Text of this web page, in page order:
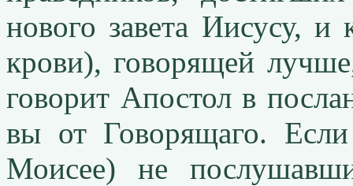
нового завета Иисусу,
крови), говорящей
говорит Апостол в
вы от Говорящаго.
Моисее) не